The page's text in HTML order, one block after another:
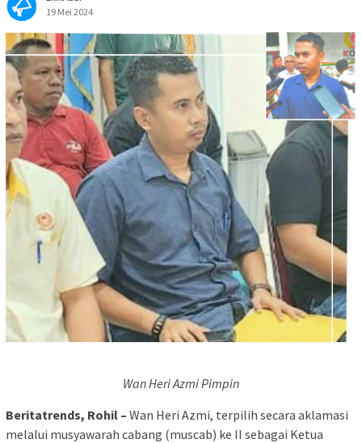
19 Mei 2024
Wan Heri Azmi Pimpin
Beritatrends, Rohil – Wan Heri Azmi, terpilih secara aklamasi
melalui musyawarah cabang (muscab) ke II sebagai Ketua